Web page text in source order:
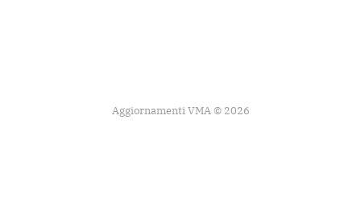
Aggiornamenti VMA © 2026